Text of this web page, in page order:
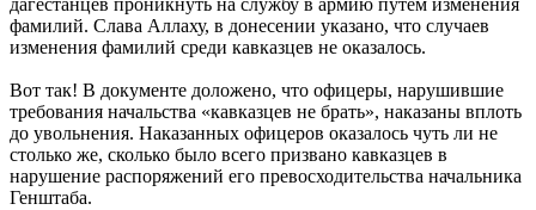
дагестанцев проникнуть на службу в армию путем изменения
фамилий. Слава Аллаху, в донесении указано, что случаев
изменения фамилий среди кавказцев не оказалось.
Вот так! В документе доложено, что офицеры, нарушившие
требования начальства «кавказцев не брать», наказаны вплоть
до увольнения. Наказанных офицеров оказалось чуть ли не
столько же, сколько было всего призвано кавказцев в
нарушение распоряжений его превосходительства начальника
Генштаба.